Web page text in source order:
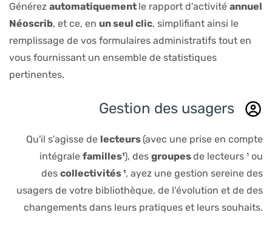
Générez automatiquement le rapport d'activité annuel
Néoscrib, et ce, en un seul clic, simplifiant ainsi le
remplissage de vos formulaires administratifs tout en
vous fournissant un ensemble de statistiques
pertinentes.
Gestion des usagers
Qu'il s'agisse de lecteurs (avec une prise en compte
intégrale familles¹), des groupesde lecteurs ¹ ou​
des collectivités ¹, ayez une gestion sereine des
usagers de votre bibliothèque, de l'évolution et de des
changements dans leurs pratiques et leurs souhaits.